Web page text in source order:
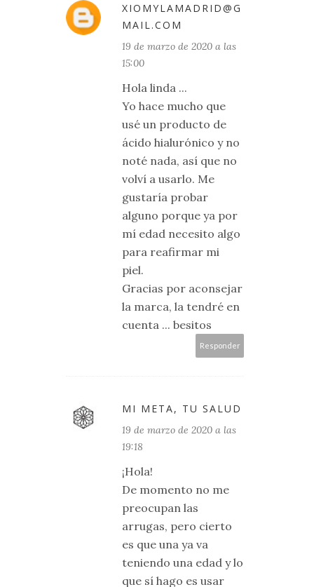
XIOMYLAMADRID@G
MAIL.COM
19 de marzo de 2020 a las
15:00
Hola linda ...
Yo hace mucho que
usé un producto de
ácido hialurónico y no
noté nada, así que no
volví a usarlo. Me
gustaría probar
alguno porque ya por
mí edad necesito algo
para reafirmar mi
piel.
Gracias por aconsejar
la marca, la tendré en
cuenta ... besitos
Responder
MI META, TU SALUD
19 de marzo de 2020 a las
19:18
¡Hola!
De momento no me
preocupan las
arrugas, pero cierto
es que una ya va
teniendo una edad y lo
que sí hago es usar